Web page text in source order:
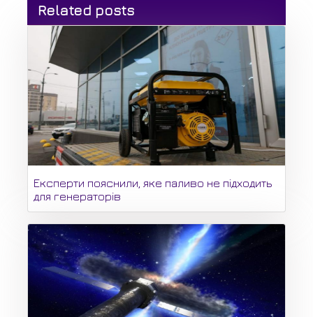
Related posts
Експерти пояснили, яке паливо не підходить
для генераторів